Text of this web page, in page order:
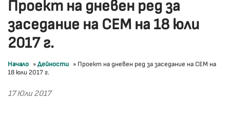
Проект на дневен ред за
заседание на СЕМ на 18 юли
2017 г.
Начало »Дейности » Проект на дневен ред за заседание на СЕМ на
18 юли 2017 г.
17 Юли 2017